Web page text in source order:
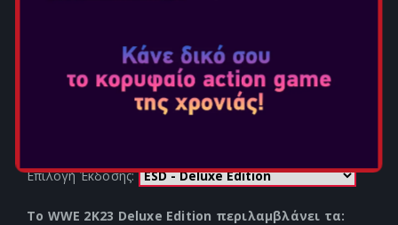
WWE 2K23
Επιλογή Έκδοσης:
Το WWE 2K23 Deluxe Edition περιλαμβλάνει τα: